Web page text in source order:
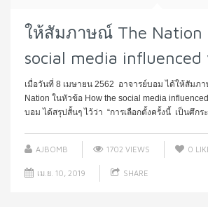
ให้สัมภาษณ์ The Nation
social media influenced
เมื่อวันที่ 8 เมษายน 2562 อาจารย์บอม ได้ให้สัมภ
Nation ในหัวข้อ How the social media
บอม ได้สรุปสั้นๆ ไว้ว่า “การเลือกตั้งครั้งนี้ เป็นศึกร
AJBOMB 1702 VIEWS 0
เม.ย. 10, 2019 SHARE